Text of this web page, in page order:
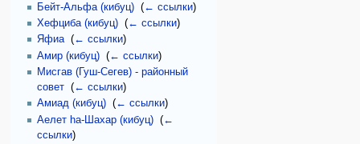
Бейт-Альфа (кибуц)‎ (← ссылки)
Хефциба (кибуц)‎ (← ссылки)
Яфиа‎ (← ссылки)
Амир (кибуц)‎ (← ссылки)
Мисгав (Гуш-Сегев) - районный
совет‎ (← ссылки)
Амиад (кибуц)‎ (← ссылки)
Аелет hа-Шахар (кибуц)‎ (←
ссылки)